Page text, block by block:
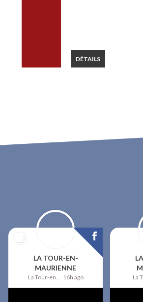
DÉTAILS
LA TOUR-EN-
MAURIENNE
16h ago